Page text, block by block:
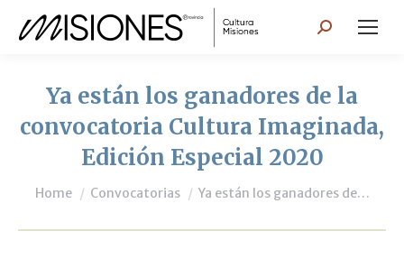
Search:
Ya están los ganadores de la
convocatoria Cultura Imaginada,
Edición Especial 2020
You are here:
Home Convocatorias Ya están los ganadores de…